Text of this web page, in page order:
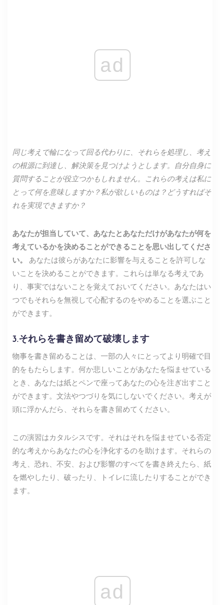
ad
同じ考えで輪になって回る代わりに、それらを処理し、考え
の根源に到達し、解決策を見つけようとします。自分自身に
質問することが役立つかもしれません。これらの考えは私に
とって何を意味しますか？私が欲しいものは？どうすればそ
れを実現できますか？
あなたが担当していて、あなたとあなただけがあなたが何を
考えているかを決めることができることを思い出してくださ
い。
あなたは彼らがあなたに影響を与えることを許可しな
いことを決めることができます。これらは単なる考えであ
り、事実ではないことを覚えておいてください。あなたはい
つでもそれらを無視して心配するのをやめることを選ぶこと
ができます。
3.それらを書き留めて破壊します
物事を書き留めることは、一部の人々にとってより明確で目
的をもたらします。何か悲しいことがあなたを悩ませている
とき、あなたは紙とペンで座ってあなたの心を注ぎ出すこと
ができます。文法やつづりを気にしないでください。考えが
頭に浮かんだら、それらを書き留めてください。
この演習はカタルシスです。それはそれを悩ませている否定
的な考えからあなたの心を浄化するのを助けます。それらの
考え、恐れ、不安、および影響のすべてを書き終えたら、紙
を燃やしたり、破ったり、トイレに流したりすることができ
ます。
ad